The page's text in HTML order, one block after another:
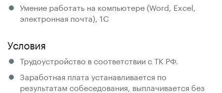
Умение работать на компьютере (Word, Excel,
электронная почта), 1С
Условия
Трудоустройство в соответствии с ТК РФ.
Заработная плата устанавливается по
результатам собеседования, выплачивается без